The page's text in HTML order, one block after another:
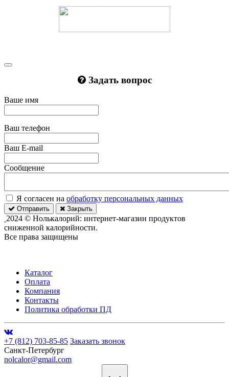
Задать вопрос
Ваше имя
Ваш телефон
Ваш E-mail
Сообщение
Я согласен на обработку персональных данных
Отправить Закрыть
2024 © Нолькалорий: интернет-магазин продуктов
сниженной калорийности.
Все права защищены
Каталог
Оплата
Компания
Контакты
Политика обработки ПД
+7 (812) 703-85-85 Заказать звонок
Санкт-Петербург
nolcalor@gmail.com